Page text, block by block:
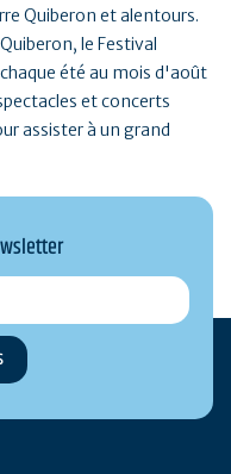
Quiberon et alentours.
le Festival
été au mois d'août
et concerts
assister à un grand